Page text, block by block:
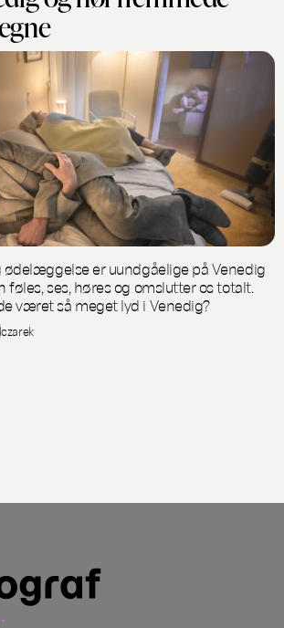
ødelæggelse er uundgåelige på Venedig
føles, ses, høres og omslutter os totalt.
været så meget lyd i Venedig?